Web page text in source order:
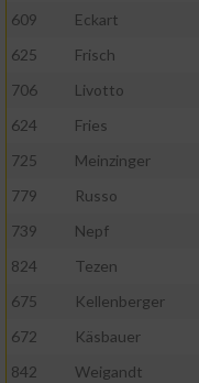
609
Eckart
625
Frisch
706
Livotto
624
Fries
725
Meinzinger
779
Russo
739
Nepf
824
Tezen
675
Kellenberger
672
Käsbauer
842
Weigandt